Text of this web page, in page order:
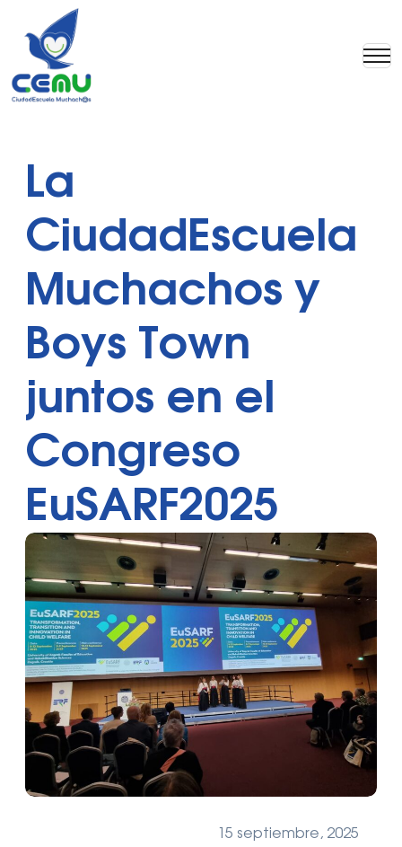
La
CiudadEscuela
Muchachos y
Boys Town
juntos en el
Congreso
EuSARF2025
15 septiembre, 2025